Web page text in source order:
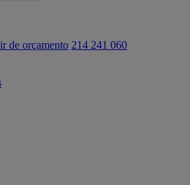
de orçamento 214 241 060